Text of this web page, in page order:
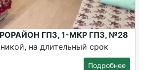
ГПЗ, 1-МКР ГПЗ, №28
на длительный срок
Подробнее